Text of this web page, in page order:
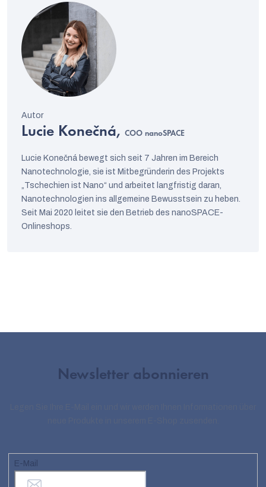
Lucie Konečná, COO nanoSPACE
Lucie Konečná bewegt sich seit 7 Jahren im Bereich
Nanotechnologie, sie ist Mitbegründerin des Projekts
„Tschechien ist Nano“ und arbeitet langfristig daran,
Nanotechnologien ins allgemeine Bewusstsein zu heben.
Seit Mai 2020 leitet sie den Betrieb des nanoSPACE-
Onlineshops.
Newsletter abonnieren
E-Mail